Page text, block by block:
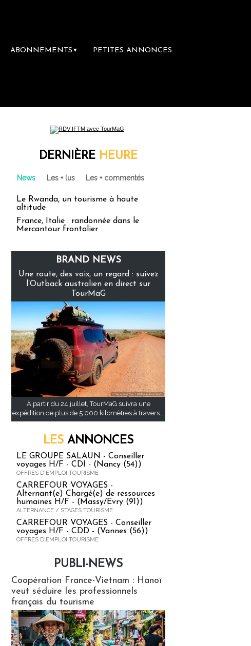
ABONNEMENTS ▼ PETITES ANNONCES
DERNIÈRE HEURE
News Les + lus Les + commentés
Le Rwanda, un tourisme à haute
altitude
France, Italie : randonnée dans le
Mercantour frontalier
BRAND NEWS
Une route, des voix, un regard : suivez
l’Outback australien en direct sur
TourMaG
À partir du 24 juillet, TourMaG suivra une
expédition de plus de 5 000 kilomètres à travers...
LES ANNONCES
LE GROUPE SALAUN - Conseiller
voyages H/F - CDI - (Nancy (54))
OFFRES D'EMPLOI TOURISME
CARREFOUR VOYAGES -
Alternant(e) Chargé(e) de ressources
humaines H/F - (Massy/Evry (91))
ALTERNANCE / STAGES TOURISME
CARREFOUR VOYAGES - Conseiller
voyages H/F - CDD - (Vannes (56))
OFFRES D'EMPLOI TOURISME
PUBLI-NEWS
Coopération France-Vietnam : Hanoï
veut séduire les professionnels
français du tourisme